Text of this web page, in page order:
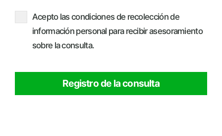
Acepto las condiciones de recolección de
información personal para recibir asesoramiento
sobre la consulta.
Registro de la consulta